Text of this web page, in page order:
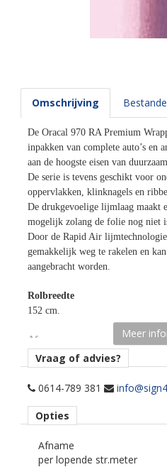
Omschrijving
De Oracal 970 RA Premium
inpakken van complete auto’s en
aan de hoogste eisen van
De serie is tevens geschikt voor
oppervlakken, klinknagels en
De drukgevoelige lijmlaag maakt
mogelijk zolang de folie nog niet
Door de Rapid Air
gemakkelijk weg te rakelen en
aangebracht worden.
Rolbreedte
152 cm.
Afname
per losse strekkende meter.
Materiaaltype
kenmerk belijming
permanent, transparant, solvent,
herpostioneerbaar.
Meer
Vraag of advies?
0614-789 381
Opties
Afname
per lopende str.meter